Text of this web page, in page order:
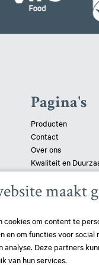
Pagina's
Producten
Contact
Over ons
Kwaliteit en
Certificaten
Privacy verklaring
maakt
cookies om content te
en om functies voor
analyse. Deze partners
van hun services.